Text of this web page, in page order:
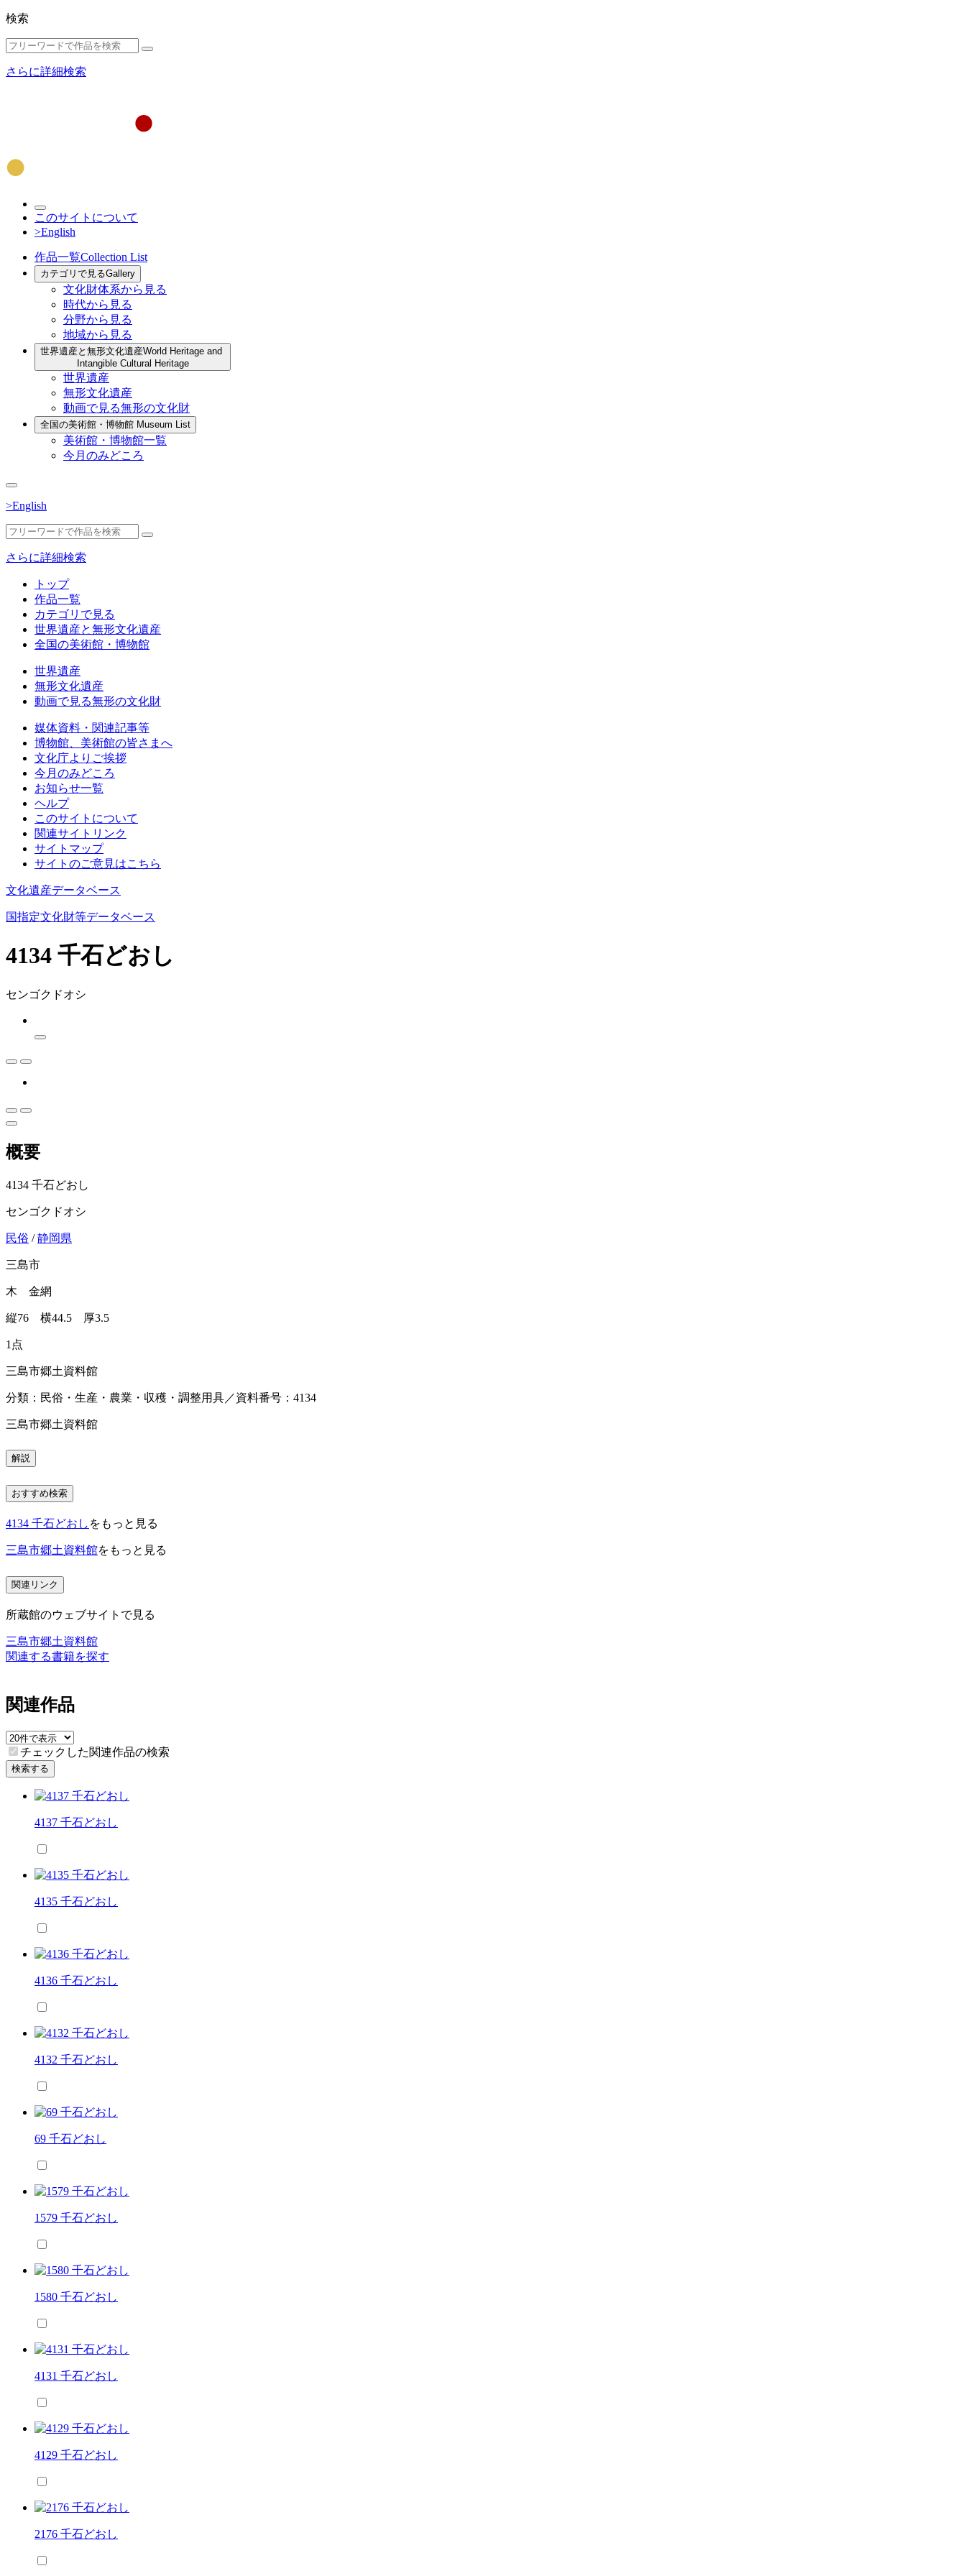
検索
さらに詳細検索
このサイトについて
>English
作品一覧Collection List
カテゴリで見るGallery
文化財体系から見る
時代から見る
分野から見る
地域から見る
世界遺産と無形文化遺産World Heritage and
Intangible Cultural Heritage
世界遺産
無形文化遺産
動画で見る無形の文化財
全国の美術館・博物館 Museum List
美術館・博物館一覧
今月のみどころ
>English
さらに詳細検索
トップ
作品一覧
カテゴリで見る
世界遺産と無形文化遺産
全国の美術館・博物館
世界遺産
無形文化遺産
動画で見る無形の文化財
媒体資料・関連記事等
博物館、美術館の皆さまへ
文化庁よりご挨拶
今月のみどころ
お知らせ一覧
ヘルプ
このサイトについて
関連サイトリンク
サイトマップ
サイトのご意見はこちら
文化遺産データベース
国指定文化財等データベース
4134 千石どおし
センゴクドオシ
概要
4134 千石どおし
センゴクドオシ
民俗 /静岡県
三島市
木 金網
縦76 横44.5 厚3.5
1点
三島市郷土資料館
分類：民俗・生産・農業・収穫・調整用具／資料番号：4134
三島市郷土資料館
解説
おすすめ検索
4134 千石どおし をもっと見る
三島市郷土資料館をもっと見る
関連リンク
所蔵館のウェブサイトで見る
三島市郷土資料館
関連する書籍を探す
関連作品
チェックした関連作品の検索
検索する
4137 千石どおし
4135 千石どおし
4136 千石どおし
4132 千石どおし
69 千石どおし
1579 千石どおし
1580 千石どおし
4131 千石どおし
4129 千石どおし
2176 千石どおし